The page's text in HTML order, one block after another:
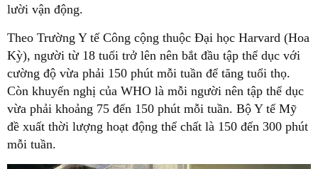
lười vận động.
Theo Trường Y tế Công cộng thuộc Đại học Harvard (Hoa
Kỳ), người từ 18 tuổi trở lên nên bắt đầu tập thể dục với
cường độ vừa phải 150 phút mỗi tuần để tăng tuổi thọ.
Còn khuyến nghị của WHO là mỗi người nên tập thể dục
vừa phải khoảng 75 đến 150 phút mỗi tuần. Bộ Y tế Mỹ
đề xuất thời lượng hoạt động thể chất là 150 đến 300 phút
mỗi tuần.